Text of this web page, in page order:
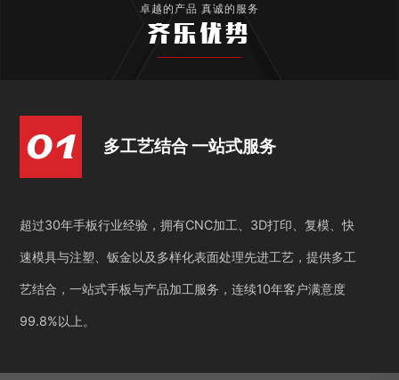
卓越的产品 真诚的服务
齐乐优势
多工艺结合 一站式服务
超过30年手板行业经验，拥有CNC加工、3D打印、复模、快
速模具与注塑、钣金以及多样化表面处理先进工艺，提供多工
艺结合，一站式手板与产品加工服务，连续10年客户满意度
99.8%以上。